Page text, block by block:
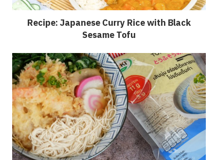
Recipe: Japanese Curry Rice with Black
Sesame Tofu